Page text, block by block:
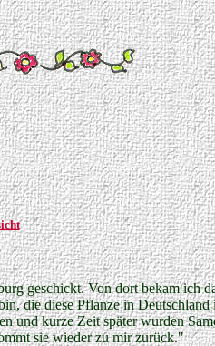
geschickt. Von dort bekam ich
die diese Pflanze in
und kurze Zeit später wurden
sie wieder zu mir zurück."